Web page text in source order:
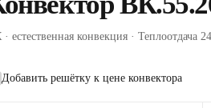
естественная конвекция · Теплоотдача
Добавить решётку к цене конвектора